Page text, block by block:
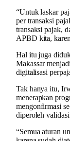
“Untuk laskar
per transaksi
transaksi pajak,
APBD kita,
Hal itu juga
Makassar
digitalisasi
Tak hanya itu,
menerapkan
mengonfirmasi
diperoleh
“Semua aturan